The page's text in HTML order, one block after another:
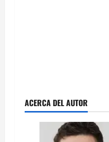
ACERCA DEL AUTOR